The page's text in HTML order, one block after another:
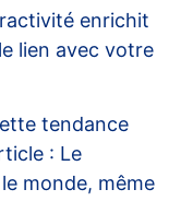
enrichit
lien avec votre
tendance
: Le
monde, même